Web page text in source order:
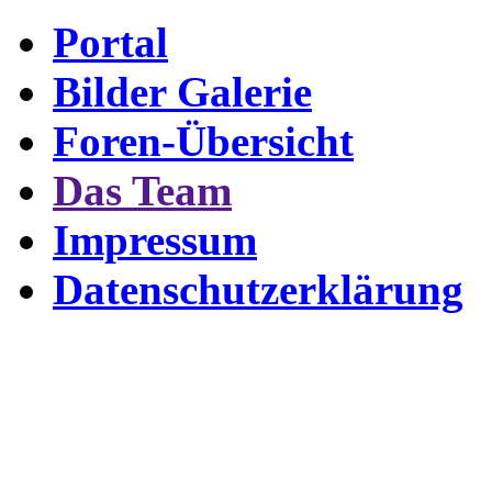
Portal
Bilder Galerie
Foren-Übersicht
Das Team
Impressum
Datenschutzerklärung